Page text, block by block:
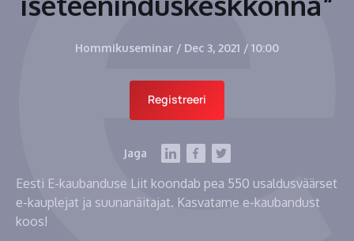
Hommikuseminar / Dec 3, 2021 / 10:00
Registreeri
Jaga
Eesti E-kaubanduse Liit koondab pea 550 usaldusväärset
e-kauplejat ja suunanäitajat. Kasvatame e-kaubandust
koos!